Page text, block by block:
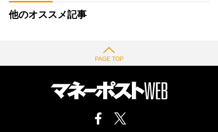
他のオススメ記事
PAGE TOP